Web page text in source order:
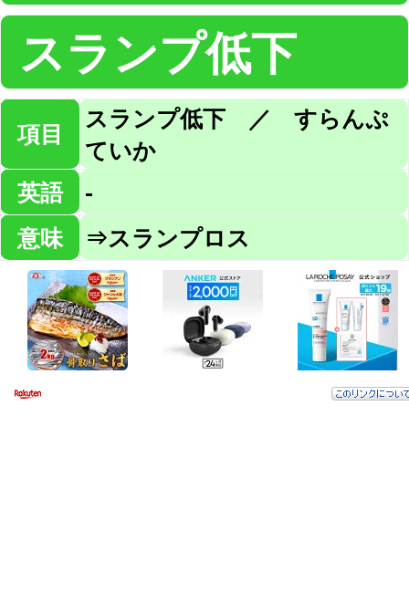
スランプ低下
項目
スランプ低下 ／ すらんぷ
ていか
英語
-
意味
⇒スランプロス